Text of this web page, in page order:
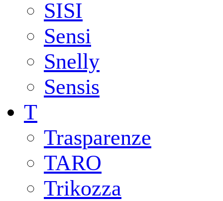
SISI
Sensi
Snelly
Sensis
T
Trasparenze
TARO
Trikozza